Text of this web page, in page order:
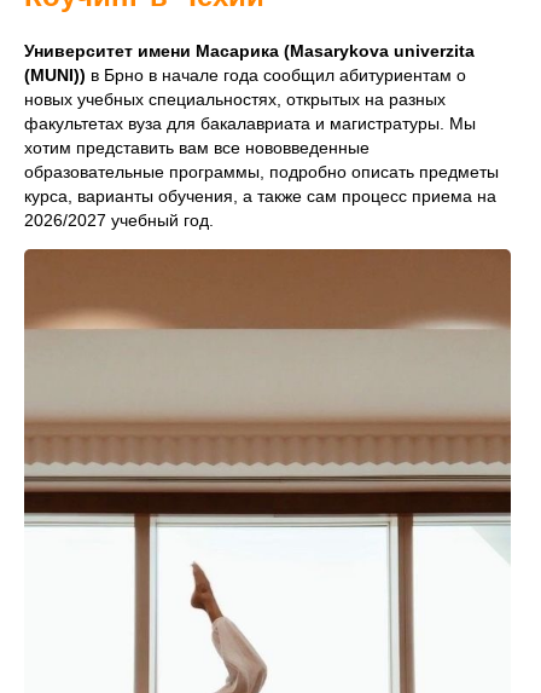
Университет имени Масарика (Masarykova univerzita
(MUNI)) в Брно в начале года сообщил абитуриентам о
новых учебных специальностях, открытых на разных
факультетах вуза для бакалавриата и магистратуры. Мы
хотим представить вам все нововведенные
образовательные программы, подробно описать предметы
курса, варианты обучения, а также сам процесс приема на
2026/2027 учебный год.